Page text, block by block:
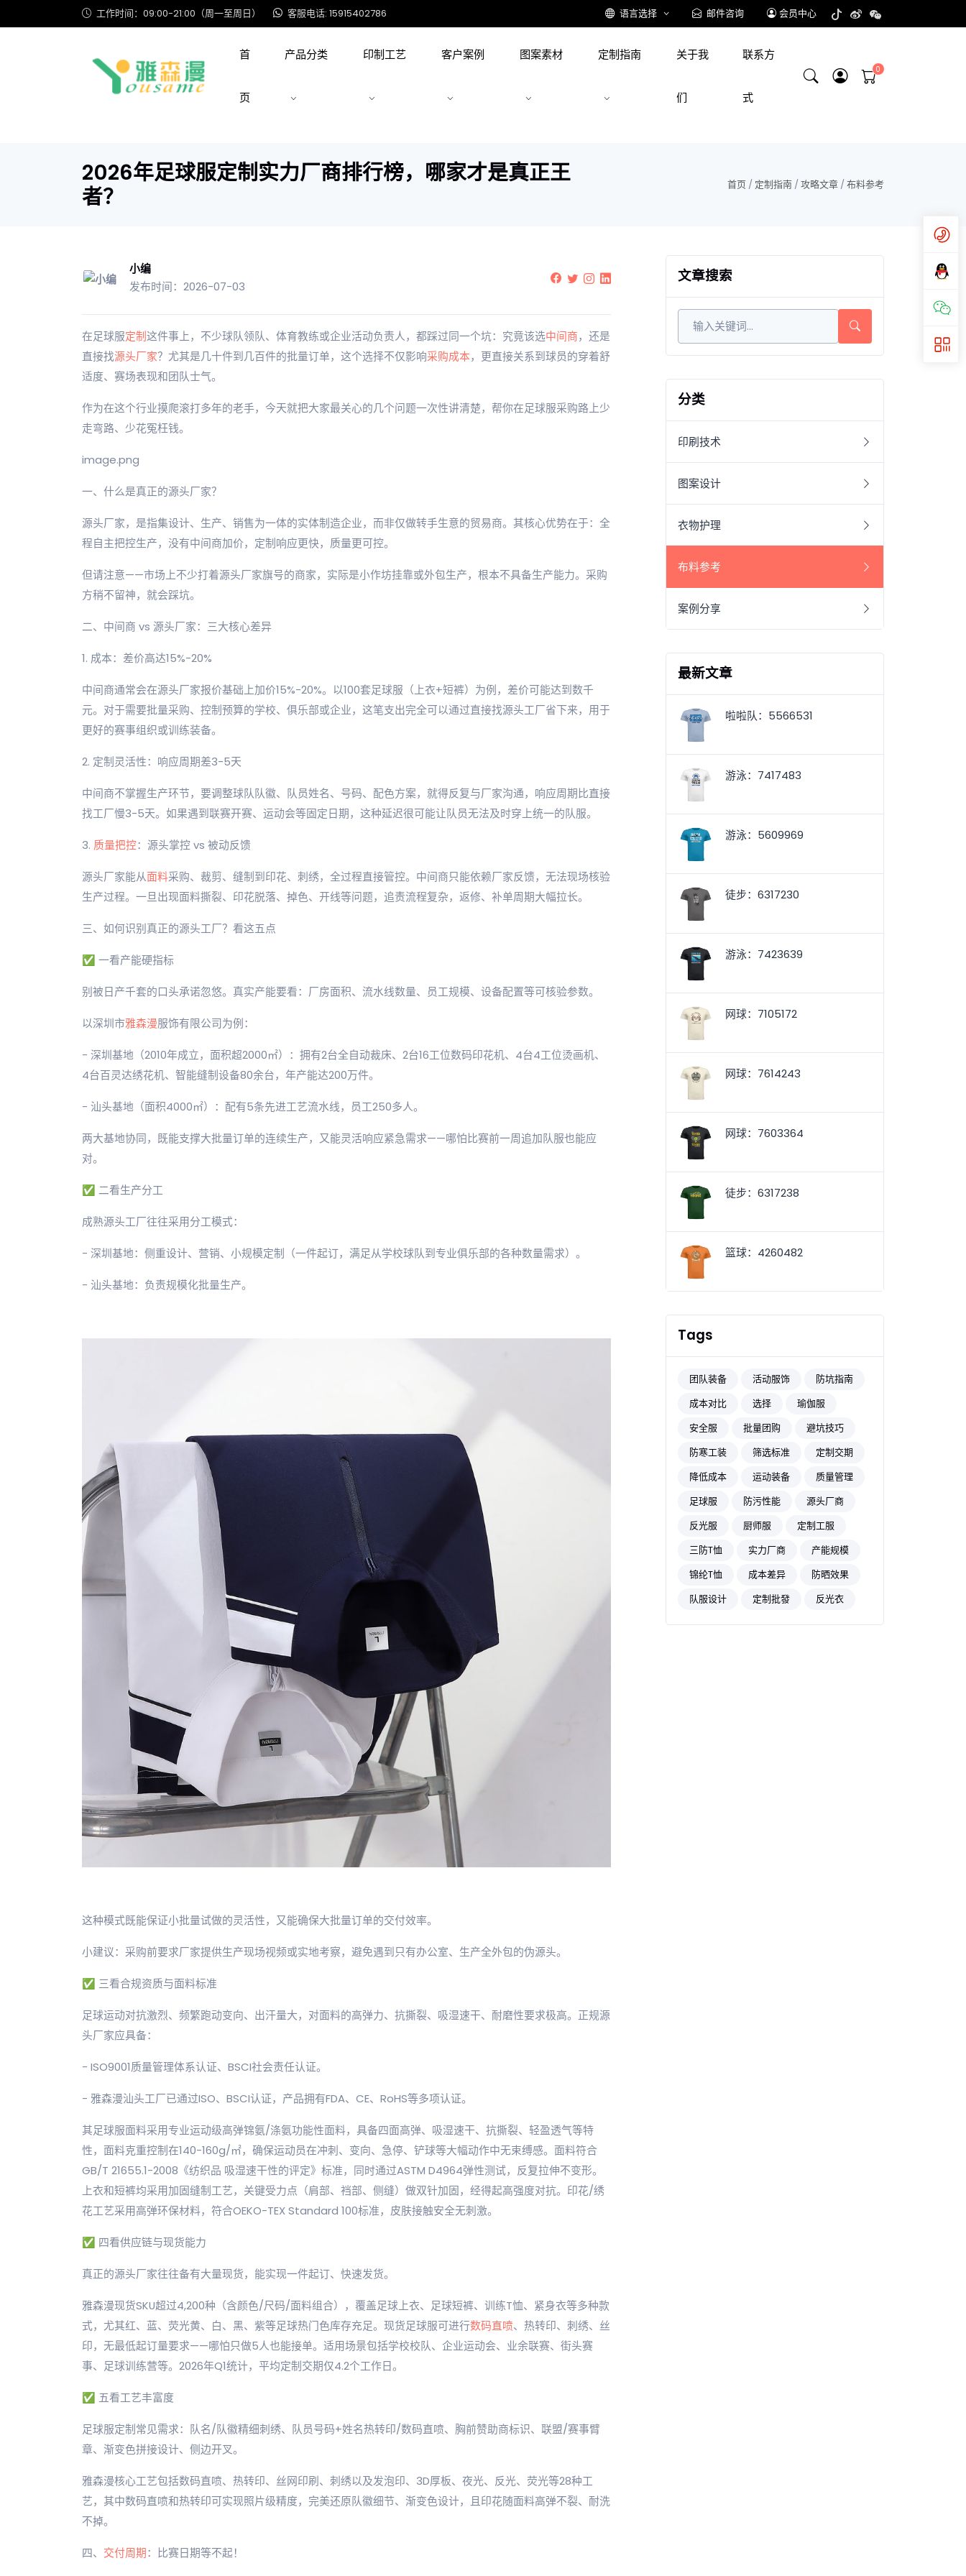
工作时间：09:00-21:00（周一至周日） 客服电话: 15915402786 语言选择 邮件咨询 会员中心
首
页
产品分类 印制工艺 客户案例 图案素材 定制指南 关于我
们
联系方
式
2026年足球服定制实力厂商排行榜，哪家才是真正王
者？
首页 / 定制指南/攻略文章/布料参考
小编
发布时间：2026-07-03
在足球服定制这件事上，不少球队领队、体育教练或企业活动负责人，都踩过同一个坑：究竟该选中间商，还是
直接找源头厂家？尤其是几十件到几百件的批量订单，这个选择不仅影响采购成本，更直接关系到球员的穿着舒
适度、赛场表现和团队士气。
作为在这个行业摸爬滚打多年的老手，今天就把大家最关心的几个问题一次性讲清楚，帮你在足球服采购路上少
走弯路、少花冤枉钱。
image.png
一、什么是真正的源头厂家？
源头厂家，是指集设计、生产、销售为一体的实体制造企业，而非仅做转手生意的贸易商。其核心优势在于：全
程自主把控生产，没有中间商加价，定制响应更快，质量更可控。
但请注意——市场上不少打着源头厂家旗号的商家，实际是小作坊挂靠或外包生产，根本不具备生产能力。采购
方稍不留神，就会踩坑。
二、中间商 vs 源头厂家：三大核心差异
1. 成本：差价高达15%-20%
中间商通常会在源头厂家报价基础上加价15%-20%。以100套足球服（上衣+短裤）为例，差价可能达到数千
元。对于需要批量采购、控制预算的学校、俱乐部或企业，这笔支出完全可以通过直接找源头工厂省下来，用于
更好的赛事组织或训练装备。
2. 定制灵活性：响应周期差3-5天
中间商不掌握生产环节，要调整球队队徽、队员姓名、号码、配色方案，就得反复与厂家沟通，响应周期比直接
找工厂慢3-5天。如果遇到联赛开赛、运动会等固定日期，这种延迟很可能让队员无法及时穿上统一的队服。
3. 质量把控：源头掌控 vs 被动反馈
源头厂家能从面料采购、裁剪、缝制到印花、刺绣，全过程直接管控。中间商只能依赖厂家反馈，无法现场核验
生产过程。一旦出现面料撕裂、印花脱落、掉色、开线等问题，追责流程复杂，返修、补单周期大幅拉长。
三、如何识别真正的源头工厂？看这五点
✅ 一看产能硬指标
别被日产千套的口头承诺忽悠。真实产能要看：厂房面积、流水线数量、员工规模、设备配置等可核验参数。
以深圳市雅森漫服饰有限公司为例：
- 深圳基地（2010年成立，面积超2000㎡）：拥有2台全自动裁床、2台16工位数码印花机、4台4工位烫画机、
4台百灵达绣花机、智能缝制设备80余台，年产能达200万件。
- 汕头基地（面积4000㎡）：配有5条先进工艺流水线，员工250多人。
两大基地协同，既能支撑大批量订单的连续生产，又能灵活响应紧急需求——哪怕比赛前一周追加队服也能应
对。
✅ 二看生产分工
成熟源头工厂往往采用分工模式：
- 深圳基地：侧重设计、营销、小规模定制（一件起订，满足从学校球队到专业俱乐部的各种数量需求）。
- 汕头基地：负责规模化批量生产。
这种模式既能保证小批量试做的灵活性，又能确保大批量订单的交付效率。
小建议：采购前要求厂家提供生产现场视频或实地考察，避免遇到只有办公室、生产全外包的伪源头。
✅ 三看合规资质与面料标准
足球运动对抗激烈、频繁跑动变向、出汗量大，对面料的高弹力、抗撕裂、吸湿速干、耐磨性要求极高。正规源
头厂家应具备：
- ISO9001质量管理体系认证、BSCI社会责任认证。
- 雅森漫汕头工厂已通过ISO、BSCI认证，产品拥有FDA、CE、RoHS等多项认证。
其足球服面料采用专业运动级高弹锦氨/涤氨功能性面料，具备四面高弹、吸湿速干、抗撕裂、轻盈透气等特
性，面料克重控制在140-160g/㎡，确保运动员在冲刺、变向、急停、铲球等大幅动作中无束缚感。面料符合
GB/T 21655.1-2008《纺织品 吸湿速干性的评定》标准，同时通过ASTM D4964弹性测试，反复拉伸不变形。
上衣和短裤均采用加固缝制工艺，关键受力点（肩部、裆部、侧缝）做双针加固，经得起高强度对抗。印花/绣
花工艺采用高弹环保材料，符合OEKO-TEX Standard 100标准，皮肤接触安全无刺激。
✅ 四看供应链与现货能力
真正的源头厂家往往备有大量现货，能实现一件起订、快速发货。
雅森漫现货SKU超过4,200种（含颜色/尺码/面料组合），覆盖足球上衣、足球短裤、训练T恤、紧身衣等多种款
式，尤其红、蓝、荧光黄、白、黑、紫等足球热门色库存充足。现货足球服可进行数码直喷、热转印、刺绣、丝
印，无最低起订量要求——哪怕只做5人也能接单。适用场景包括学校校队、企业运动会、业余联赛、街头赛
事、足球训练营等。2026年Q1统计，平均定制交期仅4.2个工作日。
✅ 五看工艺丰富度
足球服定制常见需求：队名/队徽精细刺绣、队员号码+姓名热转印/数码直喷、胸前赞助商标识、联盟/赛事臂
章、渐变色拼接设计、侧边开叉。
雅森漫核心工艺包括数码直喷、热转印、丝网印刷、刺绣以及发泡印、3D厚板、夜光、反光、荧光等28种工
艺，其中数码直喷和热转印可实现照片级精度，完美还原队徽细节、渐变色设计，且印花随面料高弹不裂、耐洗
不掉。
四、 交付周期：比赛日期等不起！
文章搜索
分类
印刷技术
图案设计
衣物护理
布料参考
案例分享
最新文章
啦啦队：5566531
游泳：7417483
游泳：5609969
徒步：6317230
游泳：7423639
网球：7105172
网球：7614243
网球：7603364
徒步：6317238
篮球：4260482
Tags
团队装备 活动服饰
防坑指南
成本对比
选择
瑜伽服
安全服
批量团购
避坑技巧
防寒工装
筛选标准
定制交期
降低成本
运动装备
质量管理
足球服
防污性能
源头厂商
反光服
厨师服
定制工服
三防T恤
实力厂商
产能规模
锦纶T恤
成本差异
防晒效果
队服设计
定制批發 反光衣